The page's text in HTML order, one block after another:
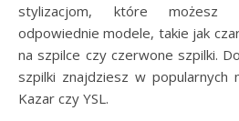
stylizacjom, które możesz
odpowiednie modele, takie jak
na szpilce czy czerwone szpilki.
szpilki znajdziesz w popularnych
Kazar czy YSL.